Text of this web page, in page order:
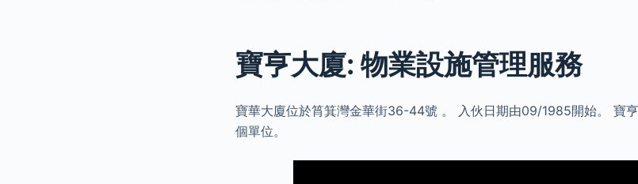
寶亨大廈: 物業設施管理服務
寶華大廈位於筲箕灣金華街36-44號 。 入伙日期由09/1985開始。 寶
個單位。